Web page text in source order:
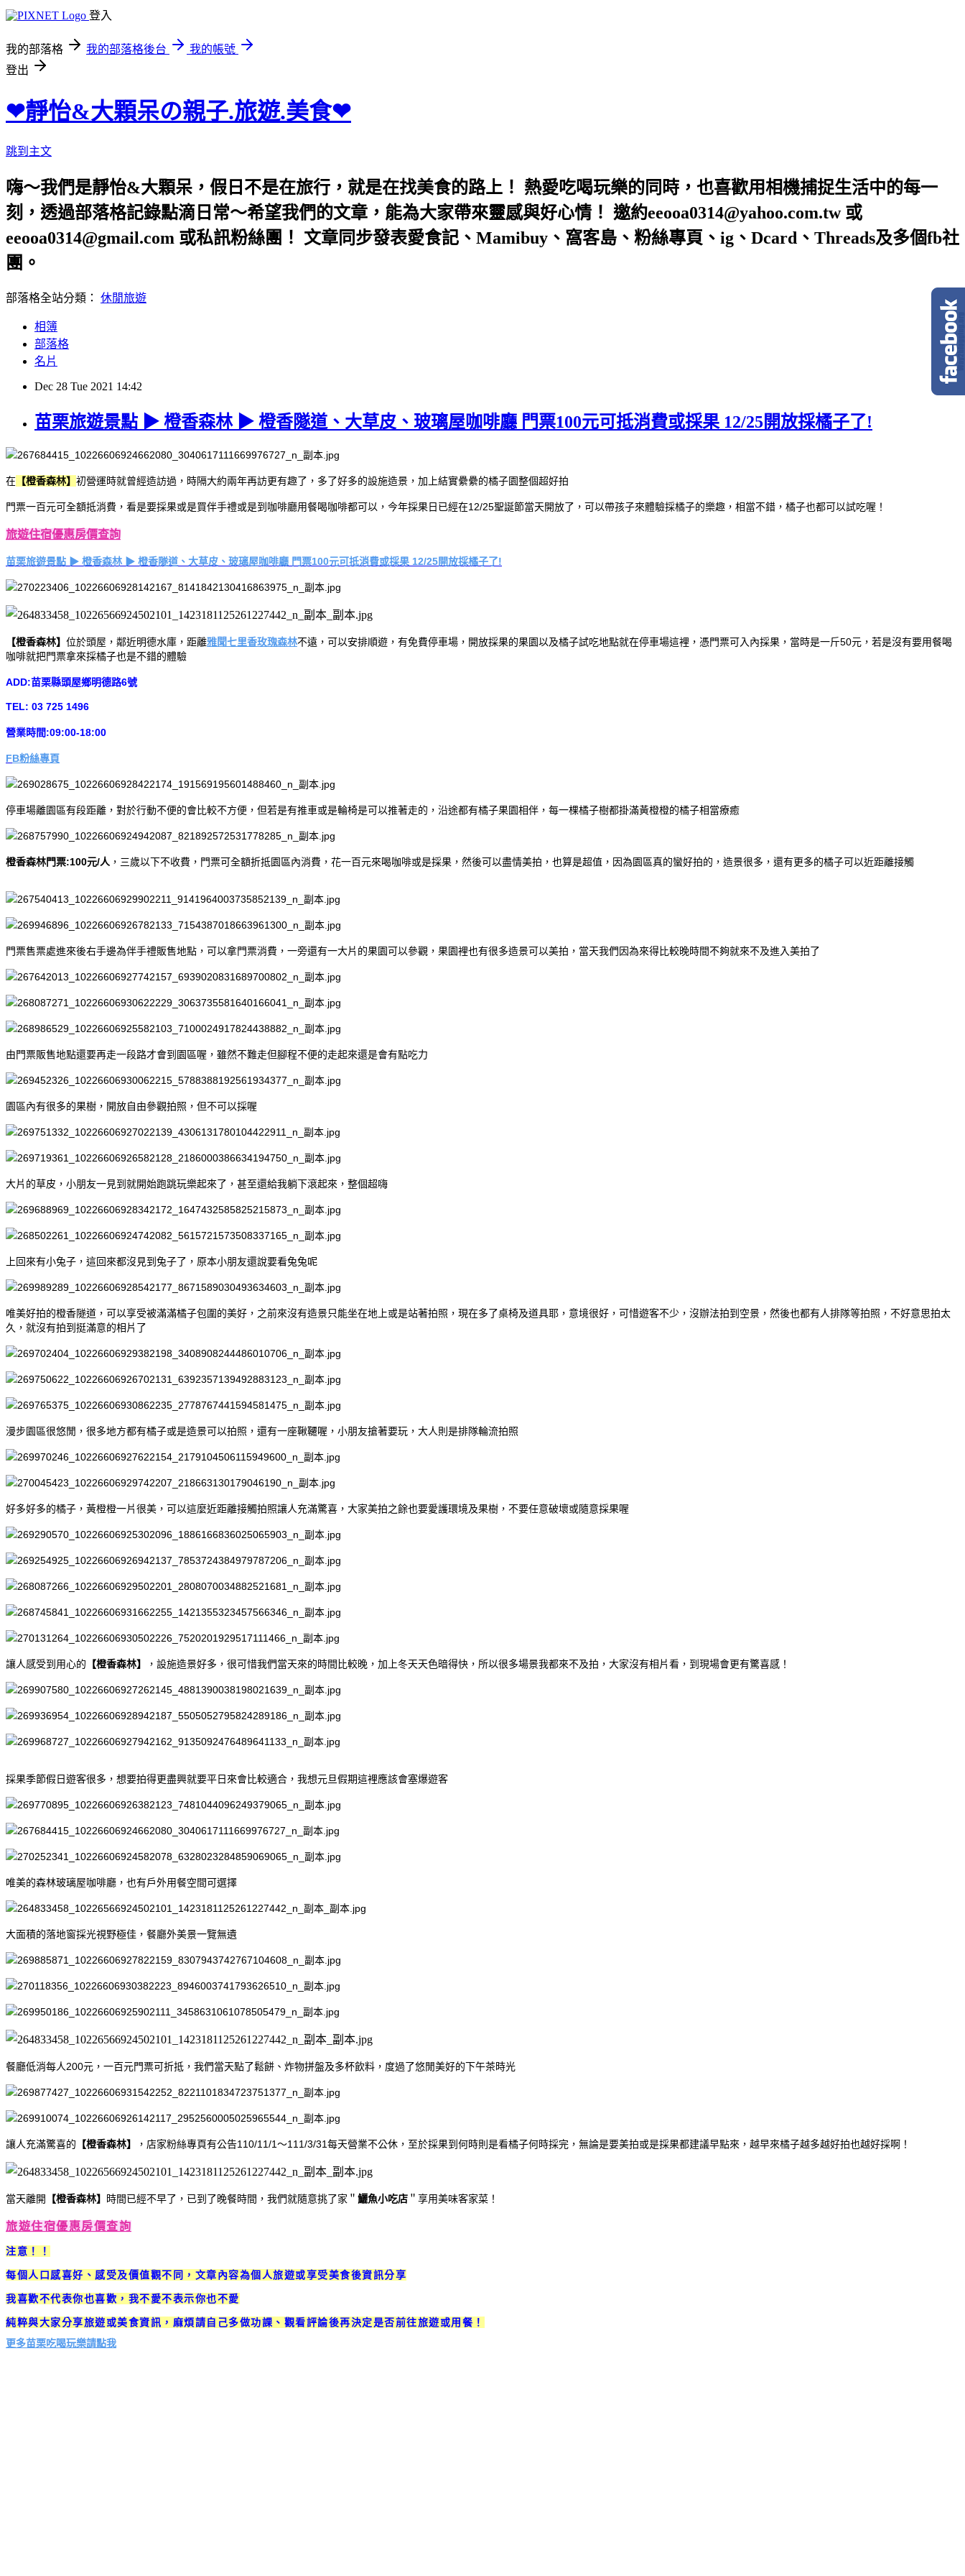
登入
我的部落格 我的部落格後台
我的帳號
登出
❤靜怡&大顆呆の親子.旅遊.美食❤
跳到主文
嗨～我們是靜怡&大顆呆，假日不是在旅行，就是在找美食的路上！ 熱愛吃喝玩樂的同時，也喜歡用相機捕捉生活中的每一
刻，透過部落格記錄點滴日常～希望我們的文章，能為大家帶來靈感與好心情！ 邀約eeooa0314@yahoo.com.tw 或
eeooa0314@gmail.com 或私訊粉絲團！ 文章同步發表愛食記、Mamibuy、窩客島、粉絲專頁、ig、Dcard、Threads及多個fb社
團。
部落格全站分類： 休閒旅遊
相簿
部落格
名片
Dec 28 Tue 2021 14:42
苗栗旅遊景點 ▶ 橙香森林 ▶ 橙香隧道、大草皮、玻璃屋咖啡廳 門票100元可抵消費或採果 12/25開放採橘子了!
在 【橙香森林】 初營運時就曾經造訪過，時隔大約兩年再訪更有趣了，多了好多的設施造景，加上結實纍纍的橘子園整個超好拍
門票一百元可全額抵消費，看是要採果或是買伴手禮或是到咖啡廳用餐喝咖啡都可以，今年採果日已經在12/25聖誕節當天開放了，可以帶孩子來體驗採橘子的樂趣，相當不錯，橘子也都可以試吃喔！
旅遊住宿優惠房價查詢
苗栗旅遊景點 ▶ 橙香森林 ▶ 橙香隧道、大草皮、玻璃屋咖啡廳 門票100元可抵消費或採果 12/25開放採橘子了!
【橙香森林】 位於頭屋，鄰近明德水庫，距離雅聞七里香玫瑰森林不遠，可以安排順遊，有免費停車場，開放採果的果園以及橘子試吃地點就在停車場這裡，憑門票可入內採果，當時是一斤50元，若是沒有要用餐喝
咖啡就把門票拿來採橘子也是不錯的體驗
ADD:苗栗縣頭屋鄉明德路6號
TEL: 03 725 1496
營業時間:09:00-18:00
FB粉絲專頁
停車場離園區有段距離，對於行動不便的會比較不方便，但若是有推車或是輪椅是可以推著走的，沿途都有橘子果園相伴，每一棵橘子樹都掛滿黃橙橙的橘子相當療癒
橙香森林門票:100元/人 ，三歲以下不收費，門票可全額折抵園區內消費，花一百元來喝咖啡或是採果，然後可以盡情美拍，也算是超值，因為園區真的蠻好拍的，造景很多，還有更多的橘子可以近距離接觸
門票售票處進來後右手邊為伴手禮販售地點，可以拿門票消費，一旁還有一大片的果園可以參觀，果園裡也有很多造景可以美拍，當天我們因為來得比較晚時間不夠就來不及進入美拍了
由門票販售地點還要再走一段路才會到園區喔，雖然不難走但腳程不便的走起來還是會有點吃力
園區內有很多的果樹，開放自由參觀拍照，但不可以採喔
大片的草皮，小朋友一見到就開始跑跳玩樂起來了，甚至還給我躺下滾起來，整個超嗨
上回來有小兔子，這回來都沒見到兔子了，原本小朋友還說要看兔兔呢
唯美好拍的橙香隧道，可以享受被滿滿橘子包圍的美好，之前來沒有造景只能坐在地上或是站著拍照，現在多了桌椅及道具耶，意境很好，可惜遊客不少，沒辦法拍到空景，然後也都有人排隊等拍照，不好意思拍太
久，就沒有拍到挺滿意的相片了
漫步園區很悠閒，很多地方都有橘子或是造景可以拍照，還有一座鞦韆喔，小朋友搶著要玩，大人則是排隊輪流拍照
好多好多的橘子，黃橙橙一片很美，可以這麼近距離接觸拍照讓人充滿驚喜，大家美拍之餘也要愛護環境及果樹，不要任意破壞或隨意採果喔
讓人感受到用心的 【橙香森林】 ，設施造景好多，很可惜我們當天來的時間比較晚，加上冬天天色暗得快，所以很多場景我都來不及拍，大家沒有相片看，到現場會更有驚喜感！
採果季節假日遊客很多，想要拍得更盡興就要平日來會比較適合，我想元旦假期這裡應該會塞爆遊客
唯美的森林玻璃屋咖啡廳，也有戶外用餐空間可選擇
大面積的落地窗採光視野極佳，餐廳外美景一覽無遺
餐廳低消每人200元，一百元門票可折抵，我們當天點了鬆餅、炸物拼盤及多杯飲料，度過了悠閒美好的下午茶時光
讓人充滿驚喜的 【橙香森林】 ，店家粉絲專頁有公告110/11/1～111/3/31每天營業不公休，至於採果到何時則是看橘子何時採完，無論是要美拍或是採果都建議早點來，越早來橘子越多越好拍也越好採啊！
當天離開 【橙香森林】 時間已經不早了，已到了晚餐時間，我們就隨意挑了家＂ 鱺魚小吃店 ＂享用美味客家菜！
旅遊住宿優惠房價查詢
注意！！
每個人口感喜好、感受及價值觀不同，文章內容為個人旅遊或享受美食後資訊分享
我喜歡不代表你也喜歡，我不愛不表示你也不愛
純粹與大家分享旅遊或美食資訊，麻煩請自己多做功課、觀看評論後再決定是否前往旅遊或用餐！
更多苗栗吃喝玩樂請點我